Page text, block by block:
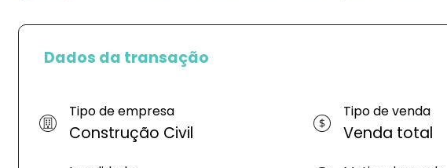
Dados da transação
Tipo de empresa
Construção Civil
Tipo de venda
Venda total